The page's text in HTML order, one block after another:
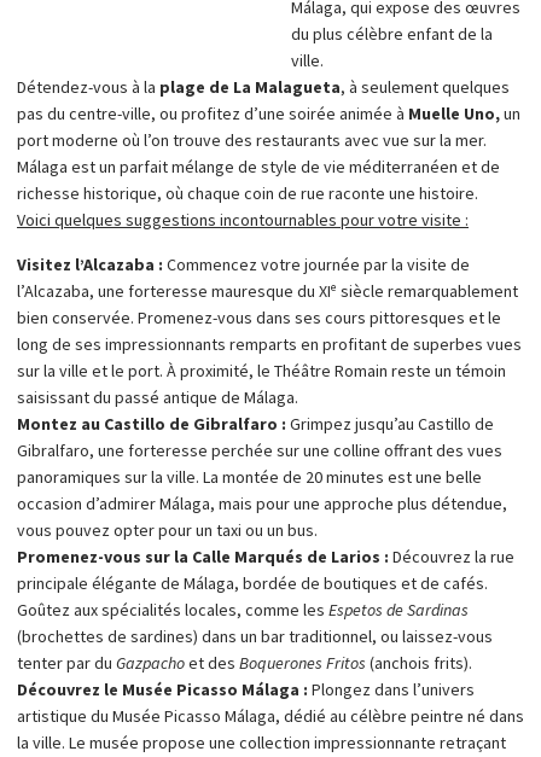
tortilla de camarones, les épinards aux pois chiches ou le jambon
ibérique dans l’un des nombreux bars traditionnels, tout en profitant
du doux rythme de la musique flamenca qui flotte dans l’air.
Málaga, qui expose des œuvres
du plus célèbre enfant de la
ville.
Détendez-vous à la plage de La Malagueta, à seulement quelques
pas du centre-ville, ou profitez d’une soirée animée à Muelle Uno,un
port moderne où l’on trouve des restaurants avec vue sur la mer.
Málaga est un parfait mélange de style de vie méditerranéen et de
richesse historique, où chaque coin de rue raconte une histoire.
Voici quelques suggestions incontournables pour votre visite :
Visitez l’Alcazaba : Commencez votre journée par la visite de
l’Alcazaba, une forteresse mauresque du XIᵉ siècle remarquablement
bien conservée. Promenez-vous dans ses cours pittoresques et le
long de ses impressionnants remparts en profitant de superbes vues
sur la ville et le port. À proximité, le Théâtre Romain reste un témoin
saisissant du passé antique de Málaga.
Montez au Castillo de Gibralfaro : Grimpez jusqu’au Castillo de
Gibralfaro, une forteresse perchée sur une colline offrant des vues
panoramiques sur la ville. La montée de 20 minutes est une belle
occasion d’admirer Málaga, mais pour une approche plus détendue,
vous pouvez opter pour un taxi ou un bus.
Promenez-vous sur la Calle Marqués de Larios : Découvrez la rue
principale élégante de Málaga, bordée de boutiques et de cafés.
Goûtez aux spécialités locales, comme les Espetos de Sardinas
(brochettes de sardines) dans un bar traditionnel, ou laissez-vous
tenter par du Gazpachoet des Boquerones Fritos (anchois frits).
Découvrez le Musée Picasso Málaga : Plongez dans l’univers
artistique du Musée Picasso Málaga, dédié au célèbre peintre né dans
la ville. Le musée propose une collection impressionnante retraçant